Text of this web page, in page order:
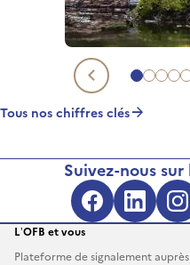
Aller au
Aller
Chiffre
Tous nos chiffres clés
Suivez-nous
L’OFB et vous
Plateforme de signalement